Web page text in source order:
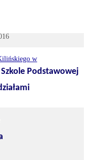
016
Podstawowej